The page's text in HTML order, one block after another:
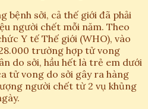
bệnh sởi, cả thế giới đã phải
người chết mỗi năm. Theo
Y tế Thế giới (WHO), vào
trường hợp tử vong
do sởi, hầu hết là trẻ em dưới
tử vong do sởi gây ra hàng
người chết từ 2 vụ khủng